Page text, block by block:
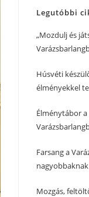
Legutóbbi
„Mozdulj és
Húsvéti
élményekkel
Élménytábor
Farsang a
Mozgás,